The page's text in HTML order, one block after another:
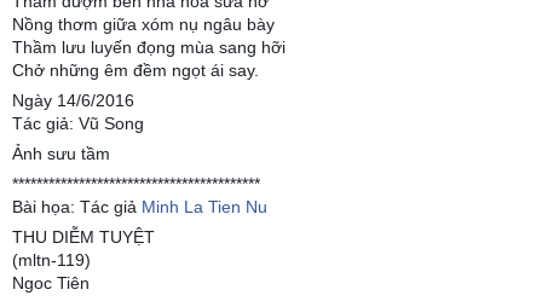
Nồng thơm giữa xóm nụ ngâu bày
Thầm lưu luyến đọng mùa sang hỡi
Chở những êm đềm ngọt ái say.
Ngày 14/6/2016
Tác giả: Vũ Song
Ảnh sưu tầm
*****************************************
Bài họa: Tác giả Minh La Tien Nu
THU DIỄM TUYỆT
(mltn-119)
Ngoc Tiên